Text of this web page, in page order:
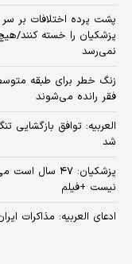
پشت پرده اختلافات بر
پزشکیان را خسته کنند/
نمی‌رسد
زنگ خطر برای طبقه
فقر رانده می‌شوند
شد
پزشکیان: ۴۷
نیست +فیلم
ادعای العربیه: مذاکرات